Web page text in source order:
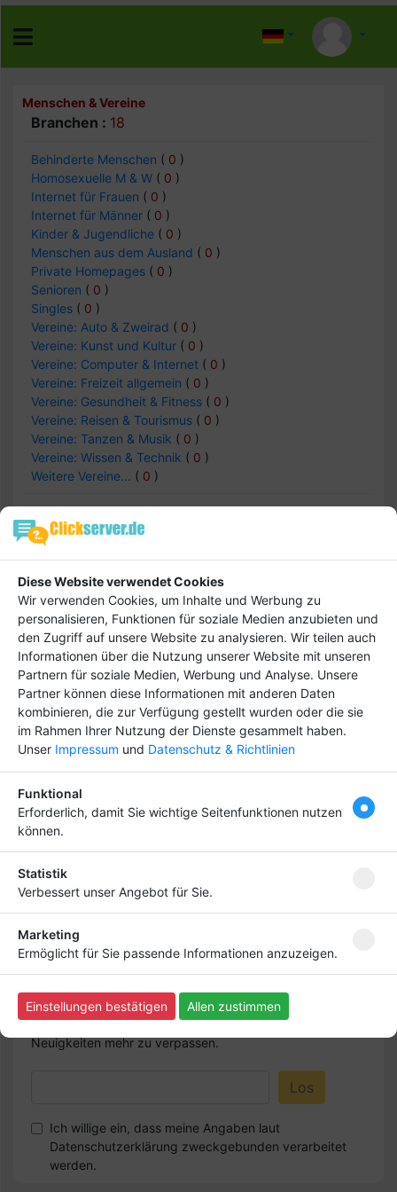
Menschen & Vereine
Branchen : 18
Behinderte Menschen ( 0 )
Homosexuelle M & W ( 0 )
Internet für Frauen ( 0 )
Internet für Männer ( 0 )
Kinder & Jugendliche ( 0 )
Menschen aus dem Ausland ( 0 )
Private Homepages ( 0 )
Senioren ( 0 )
Singles ( 0 )
Vereine: Auto & Zweirad ( 0 )
Vereine: Kunst und Kultur ( 0 )
Vereine: Computer & Internet ( 0 )
Vereine: Freizeit allgemein ( 0 )
Vereine: Gesundheit & Fitness ( 0 )
Vereine: Reisen & Tourismus ( 0 )
Vereine: Tanzen & Musik ( 0 )
Vereine: Wissen & Technik ( 0 )
Weitere Vereine... ( 0 )
Menschen & Vereine -> Vereine:
Gesundheit & Fitness
Einträge :0
keine Daten
Tipp
deinen Firmeneintrag
ganz nach vorn! Dein
Premium-Eintrag schon
Bringen Sie Ihr Business nach vorn!
Melden Sie sich für unseren Newsletter an, um kein
Neuigkeiten mehr zu verpassen.
Ich willige ein, dass meine Angaben laut
Datenschutzerklärung zweckgebunden verarbeitet
werden.
Diese Website verwendet Cookies
Wir verwenden Cookies, um Inhalte und Werbung zu
personalisieren, Funktionen für soziale Medien anzubieten und
den Zugriff auf unsere Website zu analysieren. Wir teilen auch
Informationen über die Nutzung unserer Website mit unseren
Partnern für soziale Medien, Werbung und Analyse. Unsere
Partner können diese Informationen mit anderen Daten
kombinieren, die zur Verfügung gestellt wurden oder die sie
im Rahmen Ihrer Nutzung der Dienste gesammelt haben.
Unser Impressum und Datenschutz & Richtlinien
Funktional
Erforderlich, damit Sie wichtige Seitenfunktionen nutzen
können.
Statistik
Verbessert unser Angebot für Sie.
Marketing
Ermöglicht für Sie passende Informationen anzuzeigen.
Einstellungen bestätigen Allen zustimmen